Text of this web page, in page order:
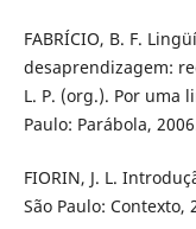
FABRÍCIO, B. F.
desaprendizagem:
L. P. (org.). Por uma
Paulo: Parábola,
FIORIN, J. L.
São Paulo: Contexto,